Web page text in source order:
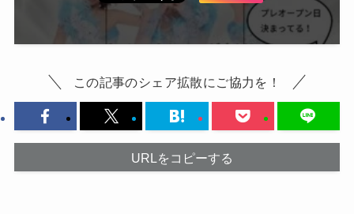
この記事のシェア拡散にご協力を！
URLをコピーする